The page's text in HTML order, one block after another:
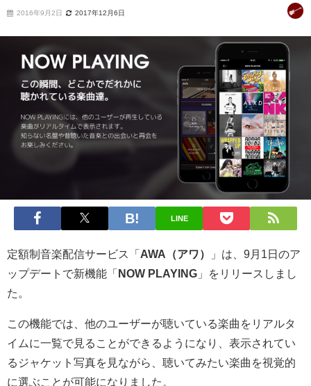
2016年9月2日 2017年12月6日
LINE
定額制音楽配信サービス「 AWA（アワ）
」は、9月1日のア
ップデートで新機能「 NOW PLAYING 」をリリースしまし
た。
この機能では、他のユーザーが聴いている楽曲をリアルタ
イムに一覧で見ることができるようになり、表示されてい
るジャケット写真を見ながら、聴いてみたい楽曲を視覚的
に選ぶことが可能になりました。